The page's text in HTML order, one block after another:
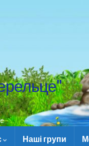
Наші групи